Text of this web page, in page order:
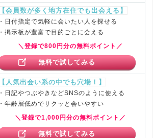
【会員数が多く地方在住でも出会える】
・日付指定で気軽に会いたい人を探せる
・掲示板が豊富で目的ごとに会える
＼登録で800円分の無料ポイント／
無料で試してみる
【人気出会い系の中でも穴場！】
・日記やつぶやきなどSNSのように使える
・年齢層低めでサクッと会いやすい
＼登録で1,000円分の無料ポイント／
無料で試してみる